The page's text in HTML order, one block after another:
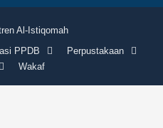
Al-Istiqomah
PPDB
Perpustakaan
Wakaf